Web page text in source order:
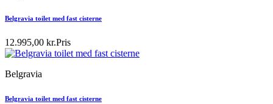
Belgravia toilet med fast cisterne
12.995,00 kr.Pris
Belgravia
Belgravia toilet med fast cisterne